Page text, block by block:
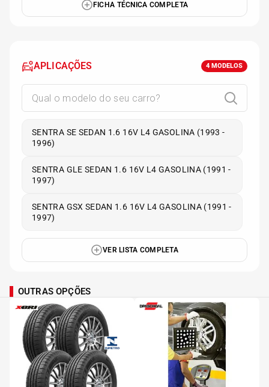
FICHA TÉCNICA COMPLETA
APLICAÇÕES 4 MODELOS
SENTRA SE SEDAN 1.6 16V L4 GASOLINA (1993 -
1996)
SENTRA GLE SEDAN 1.6 16V L4 GASOLINA (1991 -
1997)
SENTRA GSX SEDAN 1.6 16V L4 GASOLINA (1991 -
1997)
VER LISTA COMPLETA
OUTRAS OPÇÕES